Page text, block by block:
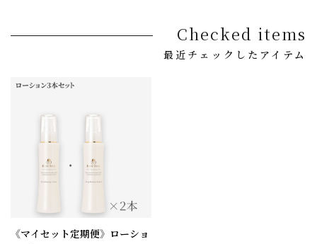
Checked items
最近チェックしたアイテム
《マイセット定期便》ローショ